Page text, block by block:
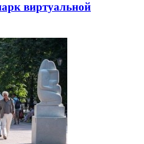
виртуальной